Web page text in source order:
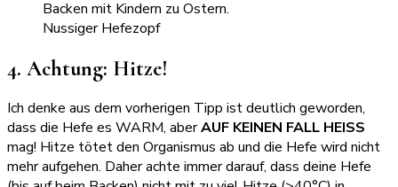
Nussiger Hefezopf
4. Achtung: Hitze!
Ich denke aus dem vorherigen Tipp ist deutlich geworden,
dass die Hefe es WARM, aberAUF KEINEN FALL HEISS
mag! Hitze tötet den Organismus ab und die Hefe wird nicht
mehr aufgehen. Daher achte immer darauf, dass deine Hefe